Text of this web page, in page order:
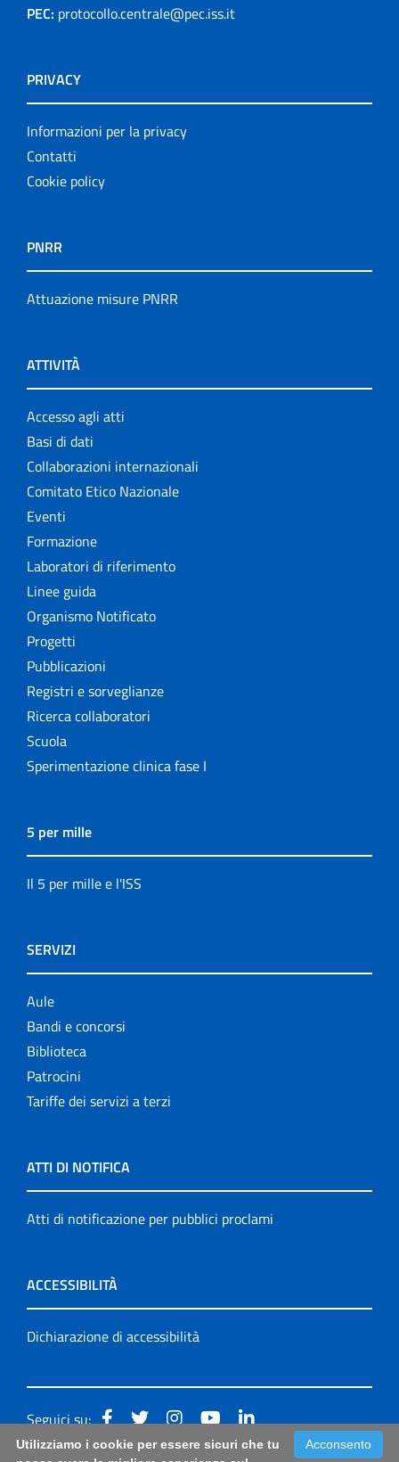
PEC: protocollo.centrale@pec.iss.it
PRIVACY
Informazioni per la privacy
Contatti
Cookie policy
PNRR
Attuazione misure PNRR
ATTIVITÀ
Accesso agli atti
Basi di dati
Collaborazioni internazionali
Comitato Etico Nazionale
Eventi
Formazione
Laboratori di riferimento
Linee guida
Organismo Notificato
Progetti
Pubblicazioni
Registri e sorveglianze
Ricerca collaboratori
Scuola
Sperimentazione clinica fase I
5 per mille
Il 5 per mille e l'ISS
SERVIZI
Aule
Bandi e concorsi
Biblioteca
Patrocini
Tariffe dei servizi a terzi
ATTI DI NOTIFICA
Atti di notificazione per pubblici proclami
ACCESSIBILITÀ
Dichiarazione di accessibilità
Seguici su:
Acconsento
Utilizziamo i cookie per essere sicuri che tu